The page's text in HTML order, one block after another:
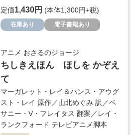
定価1,430円 (本体1,300円+税)
在庫あり 電子書籍あり
アニメ おさるのジョージ
ちしきえほん ほしを かぞえ
て
マーガレット・レイ＆ハンス・アウグ
スト・レイ 原作／山北めぐみ 訳／ベ
サニー・V・フレイタス 翻案／ レイ・
ランクフォード テレビアニメ脚本